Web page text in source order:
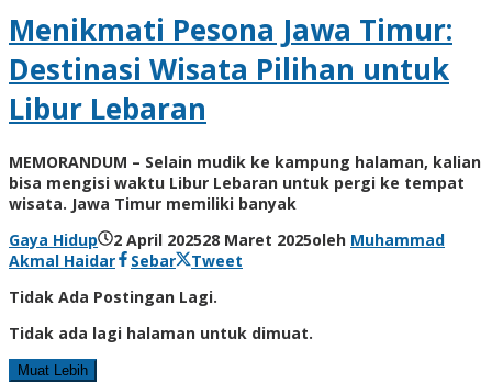
Menikmati Pesona Jawa Timur:
Destinasi Wisata Pilihan untuk
Libur Lebaran
MEMORANDUM – Selain mudik ke kampung halaman, kalian
bisa mengisi waktu Libur Lebaran untuk pergi ke tempat
wisata. Jawa Timur memiliki banyak
Gaya Hidup
2 April 202528 Maret 2025oleh Muhammad
Akmal Haidar
Sebar
Tweet
Tidak Ada Postingan Lagi.
Tidak ada lagi halaman untuk dimuat.
Muat Lebih